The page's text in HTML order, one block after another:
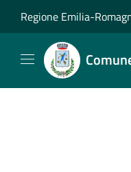
Regione Emilia-